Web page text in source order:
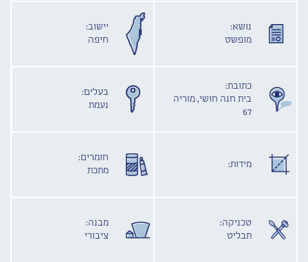
נושא:
מופשט
יישוב:
חיפה
כתובת:
בית חנה חושי, מוריה
67
בעלים:
נעמת
מידות:
חומרים:
מתכת
טכניקה:
תבליט
מבנה:
ציבורי